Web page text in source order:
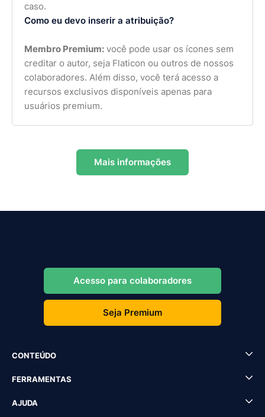
caso.
Como eu devo inserir a atribuição?
Membro Premium: você pode usar os ícones sem
creditar o autor, seja Flaticon ou outros de nossos
colaboradores. Além disso, você terá acesso a
recursos exclusivos disponíveis apenas para
usuários premium.
Mais informações
Acesso para colaboradores
Seja Premium
CONTEÚDO
FERRAMENTAS
AJUDA